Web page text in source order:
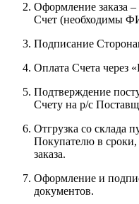
Оформление заказа
Счет (необходимы
Подписание
Оплата Счета через
Подтверждение
Счету на р/с
Отгрузка со склада
Покупателю в
заказа.
Оформление и
документов.